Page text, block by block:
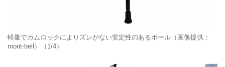
軽量でカムロックによりズレがない安定性のあるポール（画像提供：
mont-bell）（1/4）